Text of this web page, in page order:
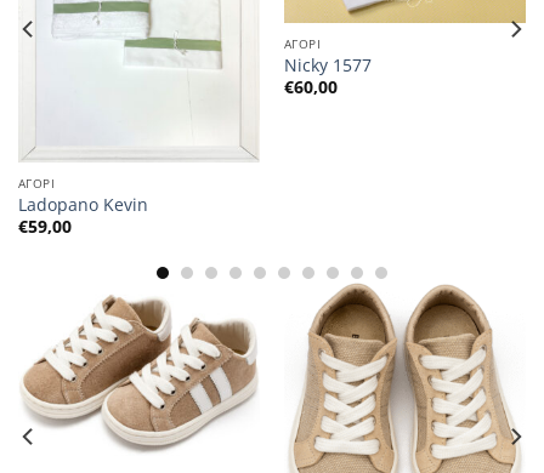
ΑΓΟΡΙ
Ladopano Kevin
€59,00
ΑΓΟΡΙ
Nicky 1577
€60,00